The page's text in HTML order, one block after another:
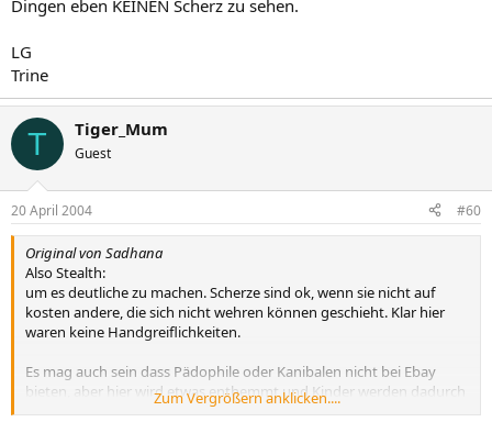
Dingen eben KEINEN Scherz zu sehen.
LG
Trine
T Tiger_Mum
Guest
20 April 2004 #60
Original von Sadhana
Also Stealth:
um es deutliche zu machen. Scherze sind ok, wenn sie nicht auf
kosten andere, die sich nicht wehren können geschieht. Klar hier
waren keine Handgreiflichkeiten.
Es mag auch sein dass Pädophile oder Kanibalen nicht bei Ebay
bieten, aber hier wird etwas enthemmt und Kinder werden dadurch
im "Spaß" zur Ware gemacht. Jetzt mag es Spaß sein, doch die Idee
Zum Vergrößern anklicken....